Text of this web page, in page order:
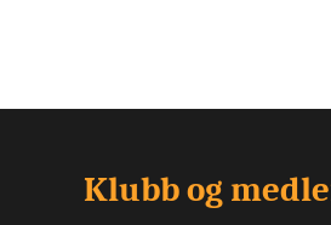
Klubb og